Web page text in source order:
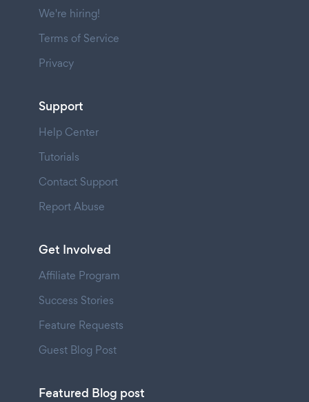
We're hiring!
Terms of Service
Privacy
Support
Help Center
Tutorials
Contact Support
Report Abuse
Get Involved
Affiliate Program
Success Stories
Feature Requests
Guest Blog Post
Featured Blog post